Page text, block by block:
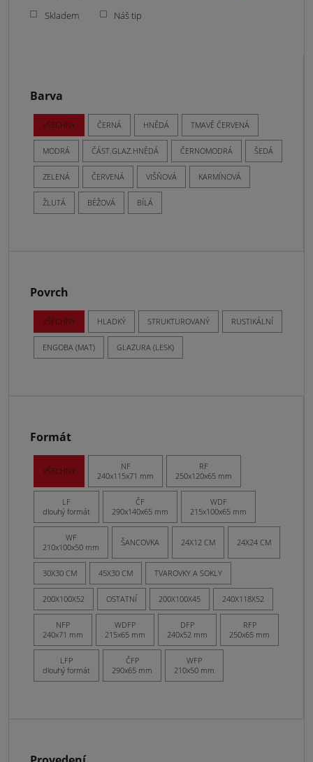
Skladem
Náš tip
Barva
VŠECHNY ČERNÁ HNĚDÁ TMAVĚ ČERVENÁ
MODRÁ ČÁST.GLAZ.HNĚDÁ ČERNOMODRÁ ŠEDÁ
ZELENÁ ČERVENÁ VIŠŇOVÁ KARMÍNOVÁ
ŽLUTÁ BÉŽOVÁ BÍLÁ
Povrch
VŠECHNY HLADKÝ STRUKTUROVANÝ RUSTIKÁLNÍ
ENGOBA (MAT) GLAZURA (LESK)
Formát
VŠECHNY
NF
240x115x71 mm
RF
250x120x65 mm
LF
dlouhý formát
ČF
290x140x65 mm
WDF
215x100x65 mm
WF
210x100x50 mm
ŠANCOVKA 24X12 CM 24X24 CM
30X30 CM 45X30 CM TVAROVKY A SOKLY
200X100X52 OSTATNÍ 200X100X45 240X118X52
NFP
240x71 mm
WDFP
215x65 mm
DFP
240x52 mm
RFP
250x65 mm
LFP
dlouhý formát
ČFP
290x65 mm
WFP
210x50 mm